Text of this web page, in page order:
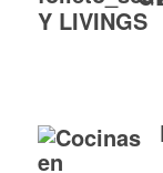
Y LIVINGS